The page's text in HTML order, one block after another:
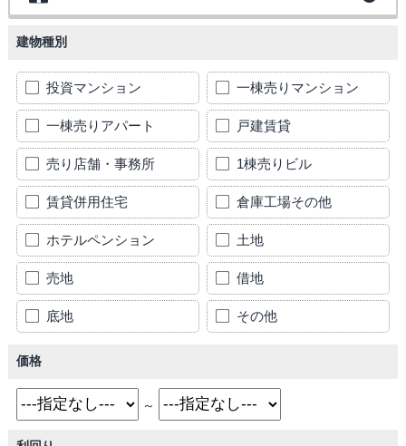
建物種別
投資マンション 一棟売りマンション
一棟売りアパート 戸建賃貸
売り店舗・事務所 1棟売りビル
賃貸併用住宅 倉庫工場その他
ホテルペンション 土地
売地 借地
底地 その他
価格
～